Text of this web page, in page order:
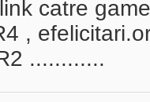
catre
,
............